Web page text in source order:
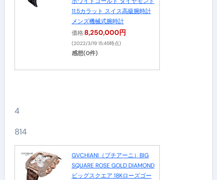
11.5カラット スイス高級腕時計
メンズ機械式腕時計
価格:8,250,000円
(2022/3/19 15:45時点)
感想(0件)
4
814
GVCHIANI（ブチアーニ）BIG
SQUARE ROSE GOLD DIAMOND
ビッグスクエア 18Kローズゴー